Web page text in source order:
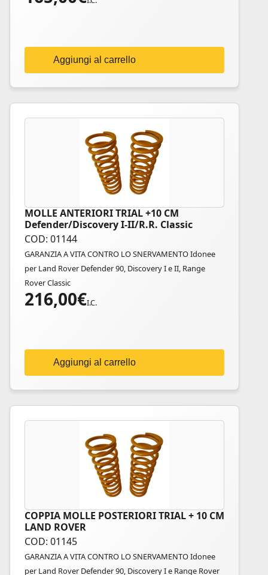
Aggiungi al carrello
MOLLE ANTERIORI TRIAL +10 CM
Defender/Discovery I-II/R.R. Classic
COD: 01144
GARANZIA A VITA CONTRO LO SNERVAMENTO Idonee
per Land Rover Defender 90, Discovery I e II, Range
Rover Classic
216,00€I.C.
Aggiungi al carrello
COPPIA MOLLE POSTERIORI TRIAL + 10 CM
LAND ROVER
COD: 01145
GARANZIA A VITA CONTRO LO SNERVAMENTO Idonee
per Land Rover Defender 90, Discovery I e Range Rover